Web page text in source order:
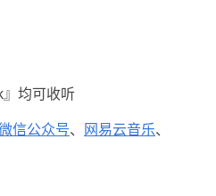
均可收听
信公众号、 网易云音乐、